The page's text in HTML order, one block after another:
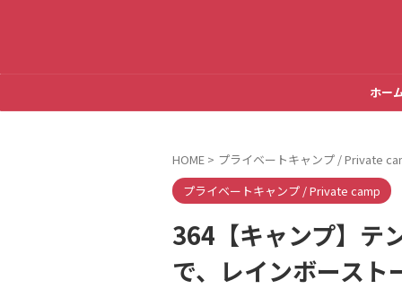
ホー
HOME > プライベートキャンプ / Private
プライベートキャンプ / Private camp
364【キャンプ】テ
で、レインボースト